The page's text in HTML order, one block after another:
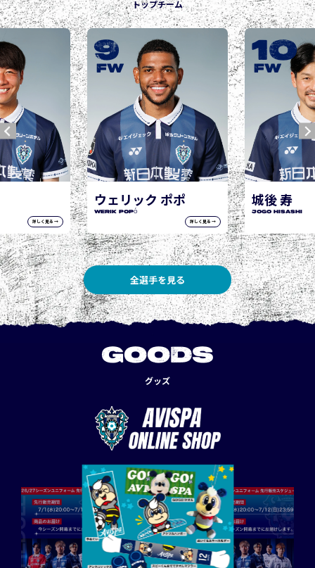
トップチーム
詳しく見る →
ウェリック ポポ
WERIK POPÓ
詳しく見る →
9
FW
城後 寿
JOGO Hisashi
10
FW
全選手を見る
GOODS
グッズ